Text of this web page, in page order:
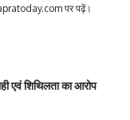
पर पढ़ें।
एवं शिथिलता का आरोप